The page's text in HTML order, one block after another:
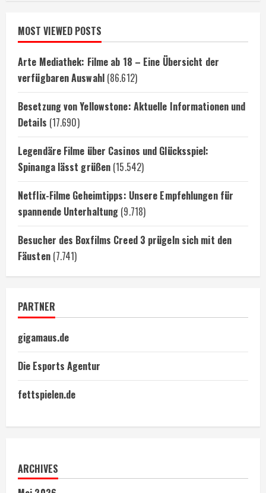
MOST VIEWED POSTS
Arte Mediathek: Filme ab 18 – Eine Übersicht der
verfügbaren Auswahl (86.612)
Besetzung von Yellowstone: Aktuelle Informationen und
Details (17.690)
Legendäre Filme über Casinos und Glücksspiel:
Spinanga lässt grüßen (15.542)
Netflix-Filme Geheimtipps: Unsere Empfehlungen für
spannende Unterhaltung (9.718)
Besucher des Boxfilms Creed 3 prügeln sich mit den
Fäusten (7.741)
PARTNER
gigamaus.de
Die Esports Agentur
fettspielen.de
ARCHIVES